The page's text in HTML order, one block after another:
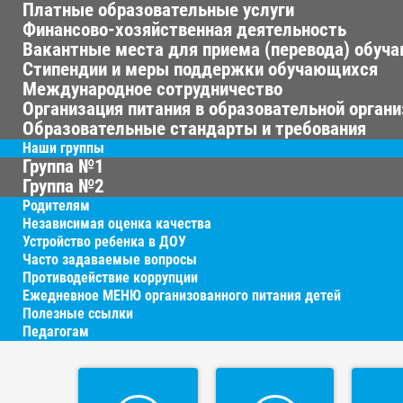
Платные образовательные услуги
Финансово-хозяйственная деятельность
Вакантные места для приема (перевода)
Стипендии и меры поддержки обучающихся
Международное сотрудничество
Организация питания в образовательной
Образовательные стандарты и требования
Наши группы
Группа №1
Группа №2
Родителям
Независимая оценка качества
Устройство ребенка в ДОУ
Часто задаваемые вопросы
Противодействие коррупции
Ежедневное МЕНЮ организованного питания детей
Полезные ссылки
Педагогам